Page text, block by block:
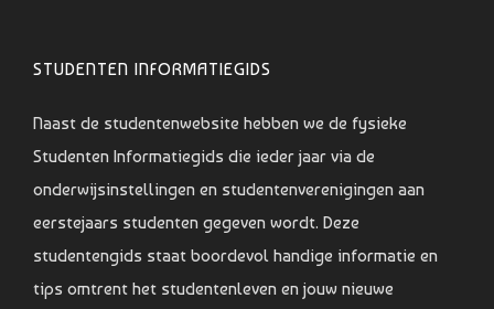
STUDENTEN INFORMATIEGIDS
Naast de studentenwebsite hebben we de fysieke
Studenten Informatiegids die ieder jaar via de
onderwijsinstellingen en studentenverenigingen aan
eerstejaars studenten gegeven wordt. Deze
studentengids staat boordevol handige informatie en
tips omtrent het studentenleven en jouw nieuwe